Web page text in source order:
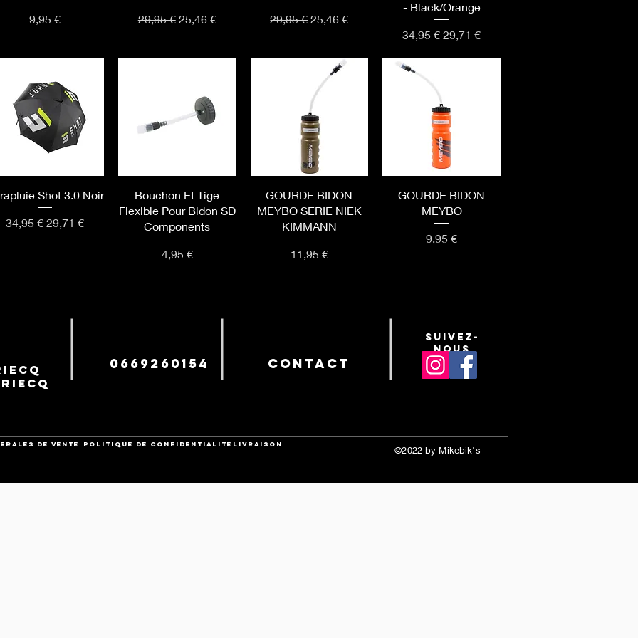
Prix
9,95 €
Prix original
29,95 € Prix promotionnel
25,46 €
Prix original
29,95 €Prix promotionnel
25,46 €
- Black/Orange
Prix original
34,95 € Prix promotionnel
29,71 €
Aperçu rapide
Shot 3.0 Noir
Prix original
34,95 € Prix promotionnel
29,71 €
Aperçu rapide
Bouchon Et Tige
Flexible Pour Bidon SD
Components
Prix
4,95 €
Aperçu rapide
GOURDE BIDON
MEYBO SERIE NIEK
KIMMANN
Prix
11,95 €
Aperçu rapide
GOURDE BIDON
MEYBO
Prix
9,95 €
contact
suivez-
nous
0669260154
DE VENTE Livraison
POLITIQUE DE CONFIDENTIALITE
©2022 by Mikebik's